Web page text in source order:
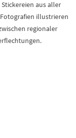
aus aller
illustrieren
regionaler